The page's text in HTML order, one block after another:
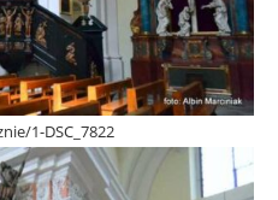
1-DSC_7822